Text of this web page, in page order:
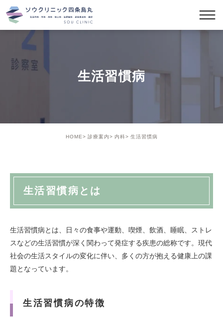
生活習慣病
HOME 診療案内 内科 生活習慣病
生活習慣病とは
生活習慣病とは、日々の食事や運動、喫煙、飲酒、睡眠、ストレ
スなどの生活習慣が深く関わって発症する疾患の総称です。現代
社会の生活スタイルの変化に伴い、多くの方が抱える健康上の課
題となっています。
生活習慣病の特徴